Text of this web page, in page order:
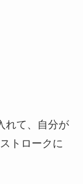
れて、自分が
トロークに